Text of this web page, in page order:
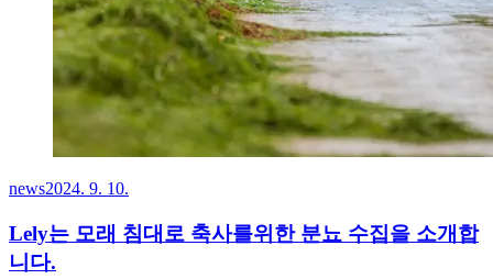
news2024. 9. 10.
Lely는 모래 침대로 축사를위한 분뇨 수집을 소개합
니다.